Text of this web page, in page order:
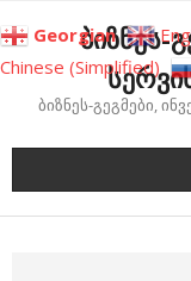
to
content
ბიზნეს-
ბიზნეს-გეგმები,
Georgian
Chinese (Simplified)